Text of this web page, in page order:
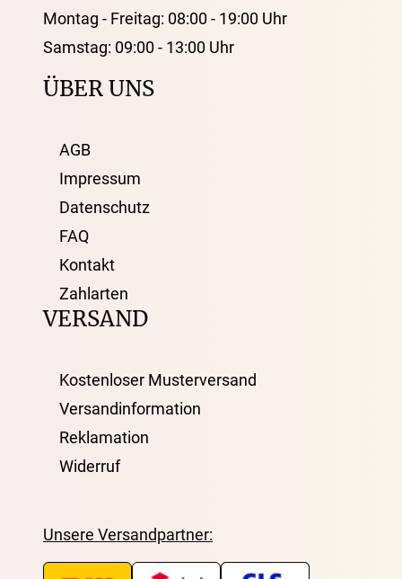
Montag - Freitag: 08:00 - 19:00 Uhr
Samstag: 09:00 - 13:00 Uhr
ÜBER UNS
AGB
Impressum
Datenschutz
FAQ
Kontakt
Zahlarten
VERSAND
Kostenloser Musterversand
Versandinformation
Reklamation
Widerruf
Unsere Versandpartner: